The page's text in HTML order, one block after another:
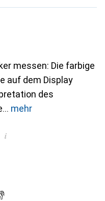
messen: Die farbige
auf dem Display
des
mehr
i